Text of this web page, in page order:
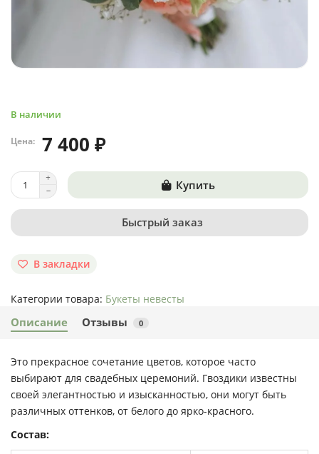
В наличии
Цена: 7 400 ₽
Купить
Быстрый заказ
В закладки
Категории товара: Букеты невесты
Описание Отзывы 0
Это прекрасное сочетание цветов, которое часто
выбирают для свадебных церемоний. Гвоздики известны
своей элегантностью и изысканностью, они могут быть
различных оттенков, от белого до ярко-красного.
Состав: